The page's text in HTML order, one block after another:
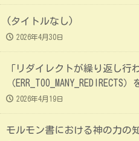
(タイトルなし)
2026年4月30日
「リダイレクトが繰り返し行
（ERR_TOO_MANY_REDIRECTS
2026年4月19日
モルモン書における神の力の